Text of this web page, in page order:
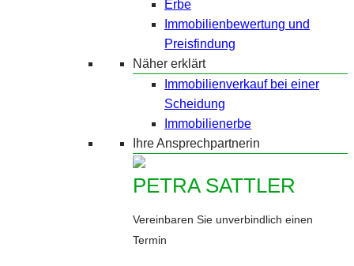
Erbe
Immobilienbewertung und
Preisfindung
Näher erklärt
Immobilienverkauf bei einer
Scheidung
Immobilienerbe
Ihre Ansprechpartnerin
PETRA SATTLER
Vereinbaren Sie unverbindlich einen
Termin